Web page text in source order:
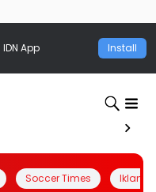
App Install
Soccer Times Iklanin